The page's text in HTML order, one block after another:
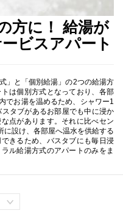
方に！ 給湯が
ビスアパート
」と「個別給湯」の2つの給湯方
は個別方式となっており、各部
でお湯を温めるため、シャワー1
タブがあるお部屋でも中に浸か
点があります。それに比べセン
に設け、各部屋へ温水を供給する
きるため、バスタブにも毎日浸
ル給湯方式のアパートのみをま